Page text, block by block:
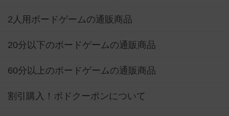
2人用ボードゲームの通販商品
20分以下のボードゲームの通販商品
60分以上のボードゲームの通販商品
割引購入！ボドクーポンについて